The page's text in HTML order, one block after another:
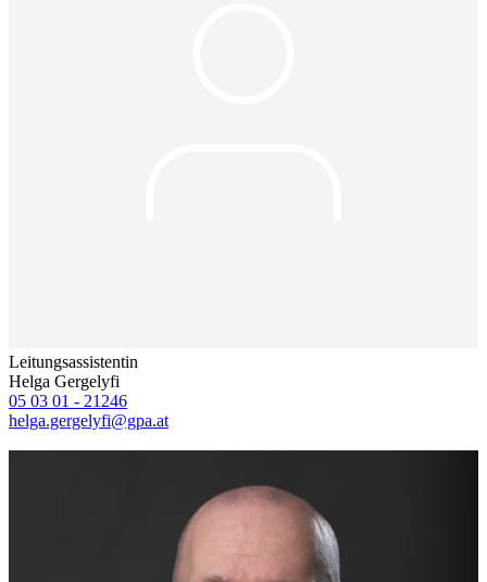
Leitungsassistentin
Helga Gergelyfi
05 03 01 - 21246
helga.gergelyfi@gpa.at